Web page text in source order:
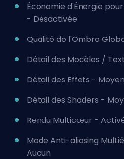
Économie d'Énergie
- Désactivée
Qualité de l'Ombre
Détail des Modèles /
Détail des Effets - Moyen
Détail des Shaders -
Rendu Multicœur -
Mode Anti-aliasing
Aucun